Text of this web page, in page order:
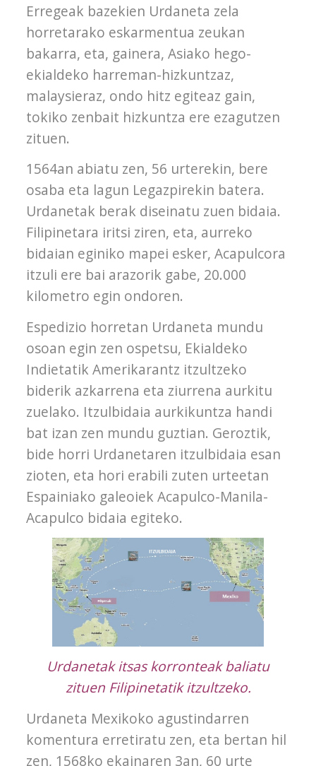
Erregeak bazekien Urdaneta zela
horretarako eskarmentua zeukan
bakarra, eta, gainera, Asiako hego-
ekialdeko harreman-hizkuntzaz,
malaysieraz, ondo hitz egiteaz gain,
tokiko zenbait hizkuntza ere ezagutzen
zituen.
1564an abiatu zen, 56 urterekin, bere
osaba eta lagun Legazpirekin batera.
Urdanetak berak diseinatu zuen bidaia.
Filipinetara iritsi ziren, eta, aurreko
bidaian eginiko mapei esker, Acapulcora
itzuli ere bai arazorik gabe, 20.000
kilometro egin ondoren.
Espedizio horretan Urdaneta mundu
osoan egin zen ospetsu, Ekialdeko
Indietatik Amerikarantz itzultzeko
biderik azkarrena eta ziurrena aurkitu
zuelako. Itzulbidaia aurkikuntza handi
bat izan zen mundu guztian. Geroztik,
bide horri Urdanetaren itzulbidaia esan
zioten, eta hori erabili zuten urteetan
Espainiako galeoiek Acapulco-Manila-
Acapulco bidaia egiteko.
Urdanetak itsas korronteak baliatu
zituen Filipinetatik itzultzeko.
Urdaneta Mexikoko agustindarren
komentura erretiratu zen, eta bertan hil
zen, 1568ko ekainaren 3an, 60 urte